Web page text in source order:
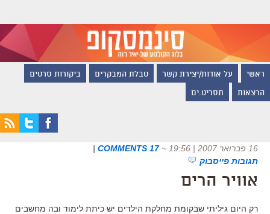
ראשי על אודות/יצירת קשר טבלת המבקרים ביקורות סרטים
הרצאות תסריט.ים
16 פברואר 2007 | 19:56 ~
17 COMMENTS
|
תגובות פייסבוק
אוויר הרים
רק היום גיליתי שבקומת מחלקת הילדים יש כיתת לימוד ובה מחשבים